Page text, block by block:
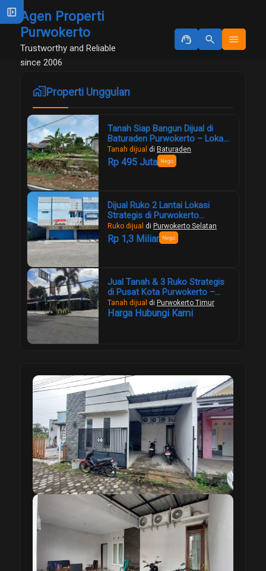
Agen Properti
Purwokerto
Trustworthy and Reliable
since 2006
support_agent search menu
maps_home_workProperti Unggulan
Tanah Siap Bangun Dijual di
Baturaden Purwokerto – Lokasi
Strategis, View Gunung Slamet,
Harga Murah!
Tanah dijual di Baturaden
Rp 495 Juta Nego
Dijual Ruko 2 Lantai Lokasi
Strategis di Purwokerto
Selatan
Ruko dijual di Purwokerto Selatan
Rp 1,3 Miliar Nego
Jual Tanah & 3 Ruko Strategis
di Pusat Kota Purwokerto –
Lahan Luas 1.957 m², Cocok
Investasi Komersial
Tanah dijual di Purwokerto Timur
Harga Hubungi Kami
left_panel_open